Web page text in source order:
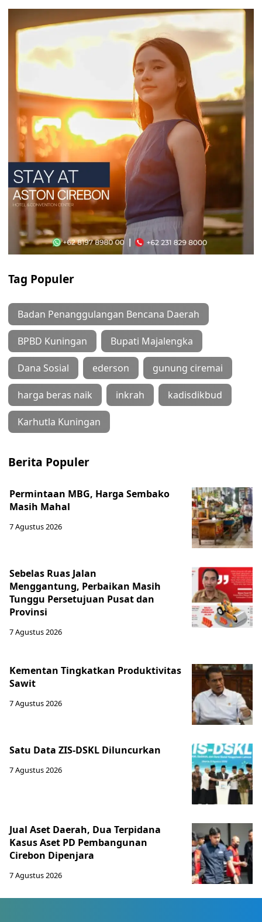
Tag Populer
Badan Penanggulangan Bencana Daerah
BPBD Kuningan Bupati Majalengka
Dana Sosial ederson gunung ciremai
harga beras naik inkrah kadisdikbud
Karhutla Kuningan
Berita Populer
Permintaan MBG, Harga Sembako
Masih Mahal
7 Agustus 2026
Sebelas Ruas Jalan
Menggantung, Perbaikan Masih
Tunggu Persetujuan Pusat dan
Provinsi
7 Agustus 2026
Kementan Tingkatkan Produktivitas
Sawit
7 Agustus 2026
Satu Data ZIS-DSKL Diluncurkan
7 Agustus 2026
Jual Aset Daerah, Dua Terpidana
Kasus Aset PD Pembangunan
Cirebon Dipenjara
7 Agustus 2026